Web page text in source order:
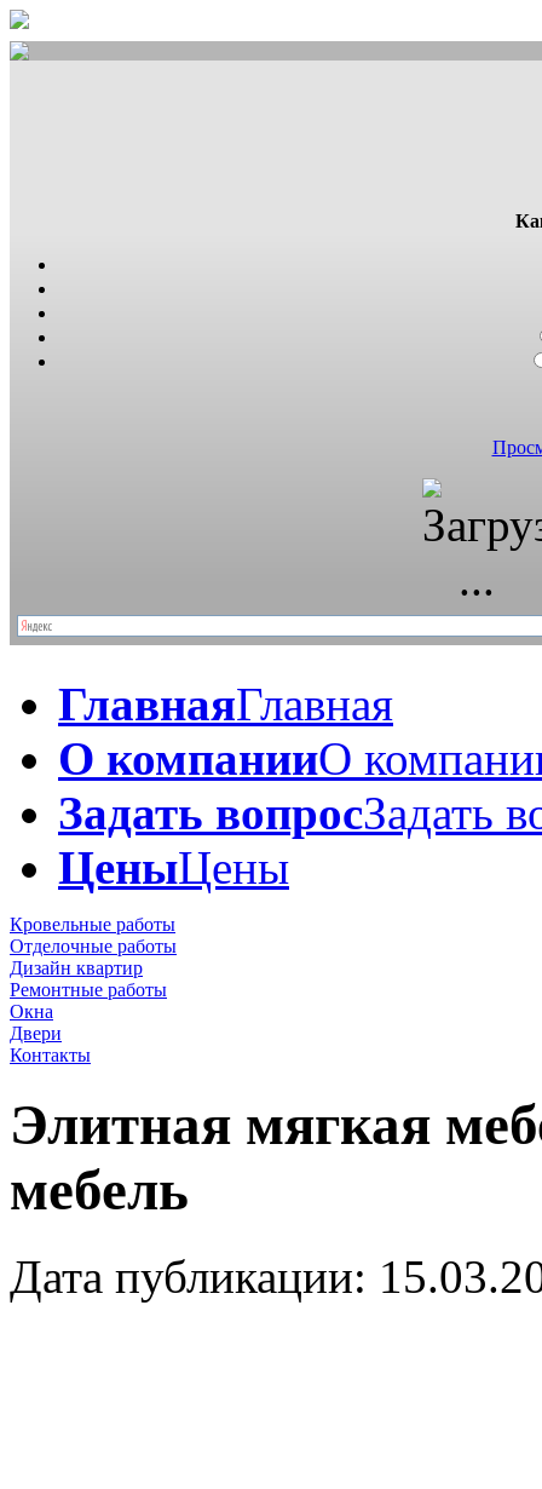
ГлавнаяГлавная
О компанииО
Задать вопросЗадать
ЦеныЦены
Кровельные работы
Отделочные работы
Дизайн квартир
Ремонтные работы
Окна
Двери
Контакты
Элитная мягкая
мебель
Дата публикации: